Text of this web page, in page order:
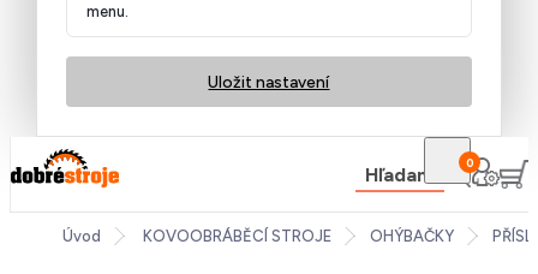
menu.
Uložit nastavení
Hľadanie
0
Úvod KOVOOBRÁBĚCÍ STROJE OHÝBAČKY